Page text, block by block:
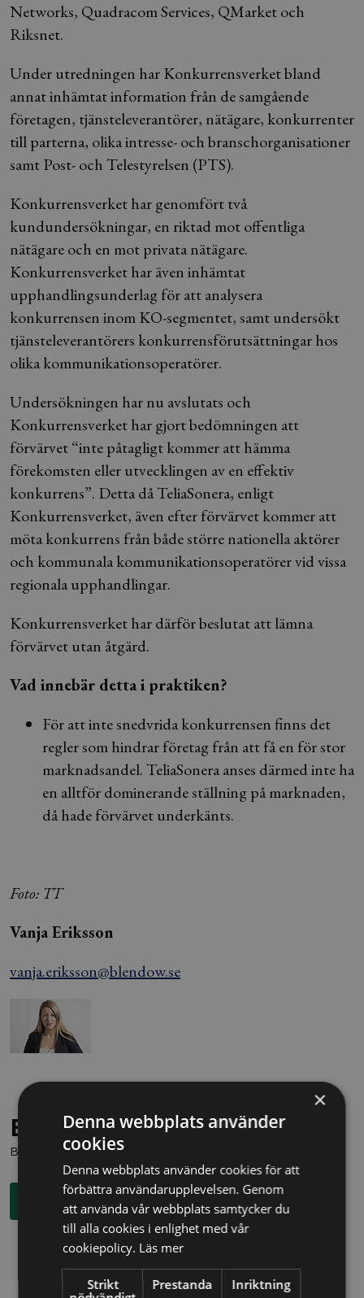
Networks, Quadracom Services, QMarket och
Riksnet.
Under utredningen har Konkurrensverket bland
annat inhämtat information från de samgående
företagen, tjänsteleverantörer, nätägare, konkurrenter
till parterna, olika intresse- och branschorganisationer
samt Post- och Telestyrelsen (PTS).
Konkurrensverket har genomfört två
kundundersökningar, en riktad mot offentliga
nätägare och en mot privata nätägare.
Konkurrensverket har även inhämtat
upphandlingsunderlag för att analysera
konkurrensen inom KO-segmentet, samt undersökt
tjänsteleverantörers konkurrensförutsättningar hos
olika kommunikationsoperatörer.
Undersökningen har nu avslutats och
Konkurrensverket har gjort bedömningen att
förvärvet “inte påtagligt kommer att hämma
förekomsten eller utvecklingen av en effektiv
konkurrens”. Detta då TeliaSonera, enligt
Konkurrensverket, även efter förvärvet kommer att
möta konkurrens från både större nationella aktörer
och kommunala kommunikationsoperatörer vid vissa
regionala upphandlingar.
Konkurrensverket har därför beslutat att lämna
förvärvet utan åtgärd.
Vad innebär detta i praktiken?
För att inte snedvrida konkurrensen finns det
regler som hindrar företag från att få en för stor
marknadsandel. TeliaSonera anses därmed inte ha
en alltför dominerande ställning på marknaden,
då hade förvärvet underkänts.
Foto: TT
Vanja Eriksson
vanja.eriksson@blendow.se
Behöver du juridisk hjälp?
Boka en kostnadsfri konsultation direkt via knappen nedan.
Boka rådgivning
×
Denna webbplats använder
cookies
Denna webbplats använder cookies för att
förbättra användarupplevelsen. Genom
att använda vår webbplats samtycker du
till alla cookies i enlighet med vår
cookiepolicy. Läs mer
Strikt
Prestanda Inriktning